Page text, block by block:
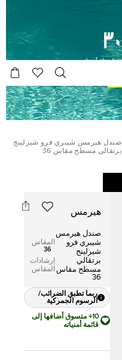
صندل هيرمس شيبري فرو شيرلينج
برتقالي مسطح مقاس 36
هيرمس
صندل هيرمس
شيبري فرو
شيرلينج
برتقالي
مسطح مقاس
36
المقاس
:
36
إرشادات
المقاس
ربما تطبق الضرائب/
الرسوم الجمركية
10+ متسوق أضافها إلى
قائمة أمنياته